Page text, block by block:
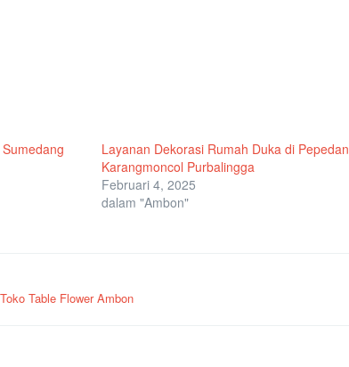
Layanan Dekorasi Rumah Duka di Pepedan
Karangmoncol Purbalingga
Februari 4, 2025
dalam "Ambon"
Toko Table Flower Ambon